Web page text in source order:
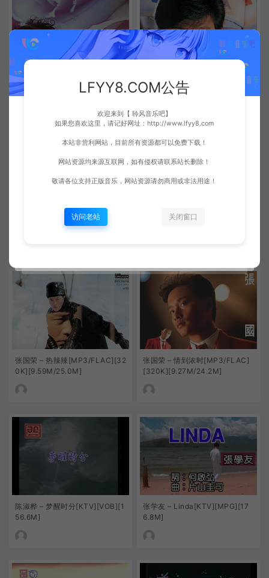
齐秦 – 大约在冬季[MP3-320K/
FLAC][9.17M/21.2M]
刘德华 – 情感的禁区[MP3-320
K/FLAC][9.10M/23.2M]
陈力 – 葬花吟[MP3-320K/FLA
C][14.0M/34.0M]
Kenny G – Going Home(回家)
张国荣 – 热辣辣[MP3/FLAC][32
0K][9.59M/25.0M]
张国荣 – 情到浓时[MP3/FLAC]
[320K][9.27M/24.2M]
陈淑桦 – 梦醒时分[KTV][VOB][1
56.6M]
张学友 – Linda[KTV][MPG][17
6.8M]
LFYY8.COM公告
欢迎来到【 聆风音乐吧】
如果您喜欢这里，请记好网址：http://www.lfyy8.com
本站非营利网站，目前所有资源都可以免费下载！
网站资源均来源互联网，如有侵权请联系站长删除！
敬请各位支持正版音乐，网站资源请勿商用或非法用途！
访问老站 关闭窗口